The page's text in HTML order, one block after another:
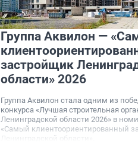
Группа Аквилон —
застройщик
области» 2026
Группа Аквилон стала одним из
конкурса «Лучшая строительная
Ленинградской области 2026» в
«Самый клиентоориентированный
Ленинградской области».